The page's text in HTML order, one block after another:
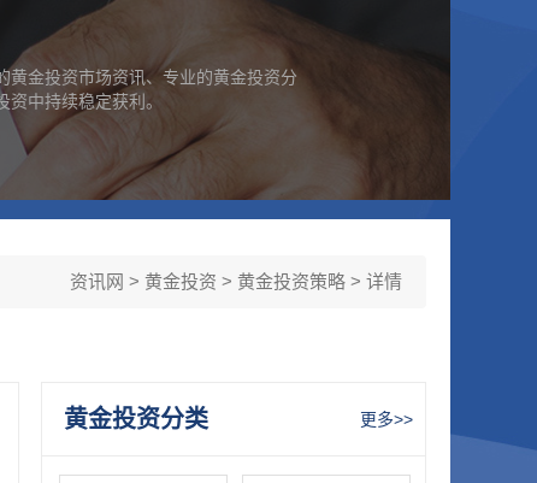
黄金投资市场资讯、专业的黄金投资分
中持续稳定获利。
资讯网 > 黄金投资 > 黄金投资策略 > 详情
黄金投资分类 更多>>